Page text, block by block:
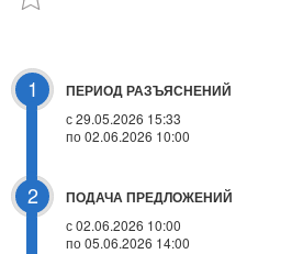
1 ПЕРИОД РАЗЪЯСНЕНИЙ
с 29.05.2026 15:33
по 02.06.2026 10:00
2 ПОДАЧА ПРЕДЛОЖЕНИЙ
с 02.06.2026 10:00
по 05.06.2026 14:00